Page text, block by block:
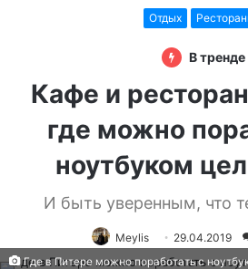
Отдых
В тренде
Кафе и
где можно
ноутбуком
И быть уверенным, что
Meylis 29.04.2019
Где в Питере можно поработать с